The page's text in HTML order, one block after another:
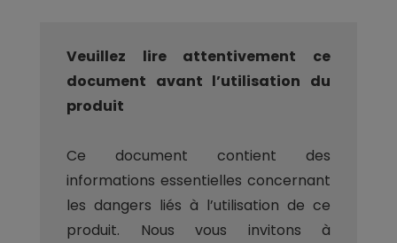
Veuillez lire attentivement ce
document avant l’utilisation du
produit
Ce document contient des
informations essentielles concernant
les dangers liés à l’utilisation de ce
produit. Nous vous invitons à